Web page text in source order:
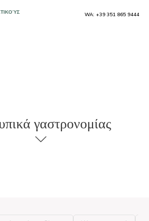
γαστρονομίας
WA: +39 351 865 9444